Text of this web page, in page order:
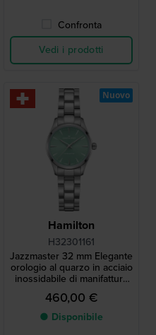
Confronta
Vedi i prodotti
Hamilton
H32301161
Jazzmaster 32 mm Elegante
orologio al quarzo in acciaio
inossidabile di manifattura
svizzera
460,00 €
● Disponibile
Nuovo